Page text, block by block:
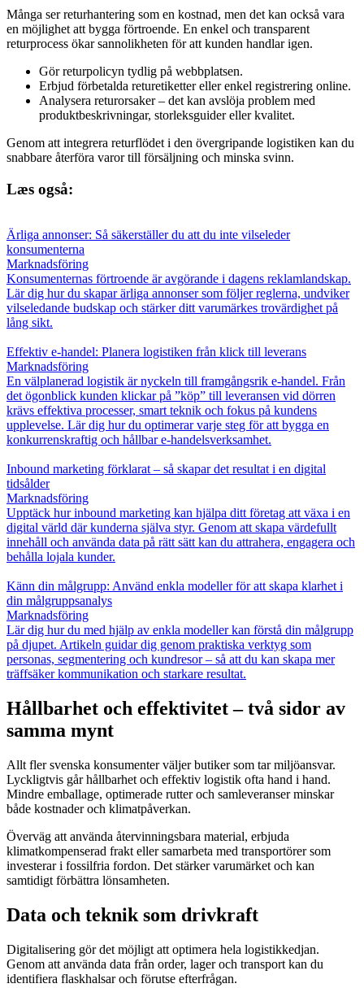
Många ser returhantering som en kostnad, men det kan också vara
en möjlighet att bygga förtroende. En enkel och transparent
returprocess ökar sannolikheten för att kunden handlar igen.
Gör returpolicyn tydlig på webbplatsen.
Erbjud förbetalda returetiketter eller enkel registrering online.
Analysera returorsaker – det kan avslöja problem med
produktbeskrivningar, storleksguider eller kvalitet.
Genom att integrera returflödet i den övergripande logistiken kan du
snabbare återföra varor till försäljning och minska svinn.
Læs også:
Ärliga annonser: Så säkerställer du att du inte vilseleder
konsumenterna
Marknadsföring
Konsumenternas förtroende är avgörande i dagens reklamlandskap.
Lär dig hur du skapar ärliga annonser som följer reglerna, undviker
vilseledande budskap och stärker ditt varumärkes trovärdighet på
lång sikt.
Effektiv e-handel: Planera logistiken från klick till leverans
Marknadsföring
En välplanerad logistik är nyckeln till framgångsrik e-handel. Från
det ögonblick kunden klickar på ”köp” till leveransen vid dörren
krävs effektiva processer, smart teknik och fokus på kundens
upplevelse. Lär dig hur du optimerar varje steg för att bygga en
konkurrenskraftig och hållbar e-handelsverksamhet.
Inbound marketing förklarat – så skapar det resultat i en digital
tidsålder
Marknadsföring
Upptäck hur inbound marketing kan hjälpa ditt företag att växa i en
digital värld där kunderna själva styr. Genom att skapa värdefullt
innehåll och använda data på rätt sätt kan du attrahera, engagera och
behålla lojala kunder.
Känn din målgrupp: Använd enkla modeller för att skapa klarhet i
din målgruppsanalys
Marknadsföring
Lär dig hur du med hjälp av enkla modeller kan förstå din målgrupp
på djupet. Artikeln guidar dig genom praktiska verktyg som
personas, segmentering och kundresor – så att du kan skapa mer
träffsäker kommunikation och starkare resultat.
Hållbarhet och effektivitet – två sidor av
samma mynt
Allt fler svenska konsumenter väljer butiker som tar miljöansvar.
Lyckligtvis går hållbarhet och effektiv logistik ofta hand i hand.
Mindre emballage, optimerade rutter och samleveranser minskar
både kostnader och klimatpåverkan.
Överväg att använda återvinningsbara material, erbjuda
klimatkompenserad frakt eller samarbeta med transportörer som
investerar i fossilfria fordon. Det stärker varumärket och kan
samtidigt förbättra lönsamheten.
Data och teknik som drivkraft
Digitalisering gör det möjligt att optimera hela logistikkedjan.
Genom att använda data från order, lager och transport kan du
identifiera flaskhalsar och förutse efterfrågan.